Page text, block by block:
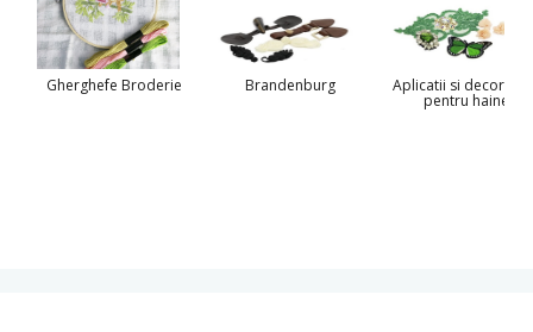
Gherghefe Broderie Brandenburg Aplicatii si
pentru haine